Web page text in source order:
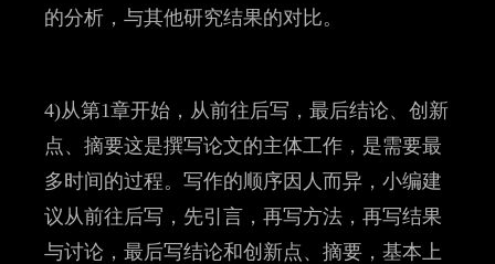
的分析，与其他研究结果的对比。
4)从第1章开始，从前往后写，最后结论、创新
点、摘要这是撰写论文的主体工作，是需要最
多时间的过程。写作的顺序因人而异，小编建
议从前往后写，先引言，再写方法，再写结果
与讨论，最后写结论和创新点、摘要，基本上